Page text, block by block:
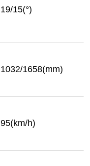
19/15(°)
1032/1658(mm)
95(km/h)